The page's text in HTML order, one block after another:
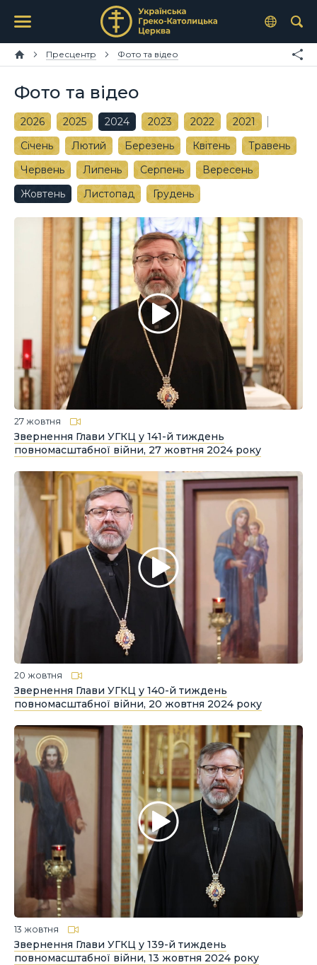
Пресцентр Фото та відео
Фото та відео
2026 2025 2024 2023 2022
2021
Січень
Лютий Березень Квітень
Травень
Червень
Липень Серпень
Вересень
Жовтень
Листопад Грудень
27 жовтня
Звернення Глави УГКЦ у 141-й тиждень
повномасштабної війни, 27 жовтня 2024 року
20 жовтня
Звернення Глави УГКЦ у 140-й тиждень
повномасштабної війни, 20 жовтня 2024 року
13 жовтня
Звернення Глави УГКЦ у 139-й тиждень
повномасштабної війни, 13 жовтня 2024 року